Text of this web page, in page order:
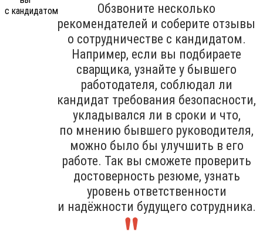
Обзвоните несколько
рекомендателей и соберите отзывы
о сотрудничестве с кандидатом.
Например, если вы подбираете
сварщика, узнайте у бывшего
работодателя, соблюдал ли
кандидат требования безопасности,
укладывался ли в сроки и что,
по мнению бывшего руководителя,
можно было бы улучшить в его
работе. Так вы сможете проверить
достоверность резюме, узнать
уровень ответственности
и надёжности будущего сотрудника.